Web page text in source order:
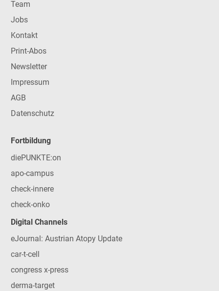
Team
Jobs
Kontakt
Print-Abos
Newsletter
Impressum
AGB
Datenschutz
Fortbildung
diePUNKTE:on
apo-campus
check-innere
check-onko
Digital Channels
eJournal: Austrian Atopy Update
car-t-cell
congress x-press
derma-target